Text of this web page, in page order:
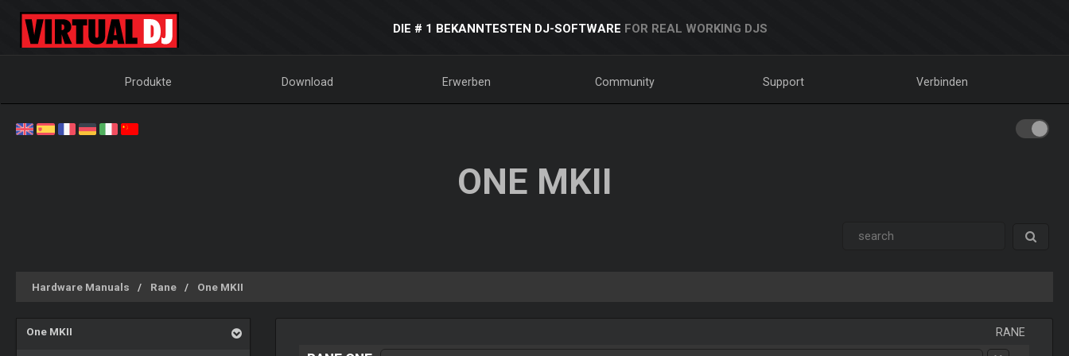
DIE # 1 BEKANNTESTEN DJ-SOFTWARE FOR REAL WORKING DJS
Produkte Download Erwerben Community Support Verbinden
ONE MKII
Hardware Manuals Rane One MKII
One MKII RANE